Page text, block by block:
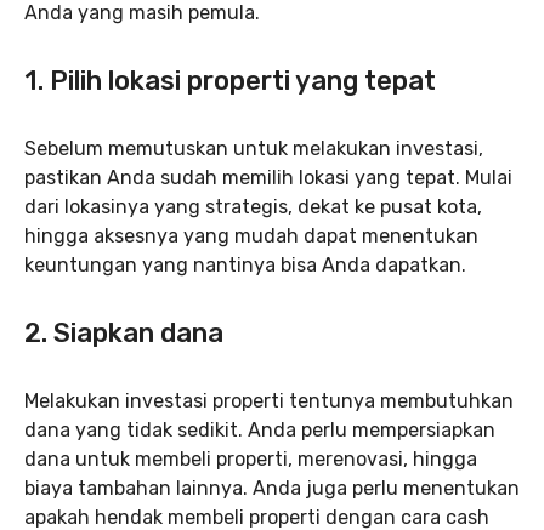
Anda yang masih pemula.
1. Pilih lokasi properti yang tepat
Sebelum memutuskan untuk melakukan investasi,
pastikan Anda sudah memilih lokasi yang tepat. Mulai
dari lokasinya yang strategis, dekat ke pusat kota,
hingga aksesnya yang mudah dapat menentukan
keuntungan yang nantinya bisa Anda dapatkan.
2. Siapkan dana
Melakukan investasi properti tentunya membutuhkan
dana yang tidak sedikit. Anda perlu mempersiapkan
dana untuk membeli properti, merenovasi, hingga
biaya tambahan lainnya. Anda juga perlu menentukan
apakah hendak membeli properti dengan cara cash